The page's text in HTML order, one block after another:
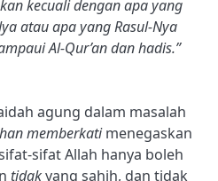
kecuali dengan apa yang
atau apa yang Rasul-Nya
Al-Qur’an dan hadis.”
agung dalam masalah
memberkatimenegaskan
sifat Allah hanya boleh
tidakyang sahih, dan tidak